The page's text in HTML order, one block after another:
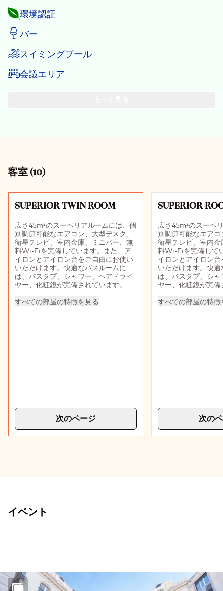
環境認証
バー
スイミングプール
会議エリア
客室(10)
SUPERIOR TWIN ROOM
広さ45m²のスーペリアルームには、個
別調節可能なエアコン、大型デスク、
衛星テレビ、室内金庫、ミニバー、無
料Wi-Fiを完備しています。また、ア
イロンとアイロン台をご自由にお使い
いただけます。快適なバスルームに
は、バスタブ、シャワー、ヘアドライ
ヤー、化粧鏡が完備されています。
すべての部屋の特徴を見る
次のページ
SUPERIOR
広さ45m²のスーペ
別調節可能なエア
衛星テレビ、室内
料Wi-Fiを完備して
イロンとアイロン
いただけます。快
は、バスタブ、シ
ヤー、化粧鏡が完
すべての部屋の特徴
次の
イベント
キャンドルライト・コンサート
2026/01/25 18:00 — 2026/01/25 21:00